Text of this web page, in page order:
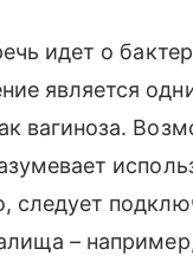
идет о
является
вагиноза.
–